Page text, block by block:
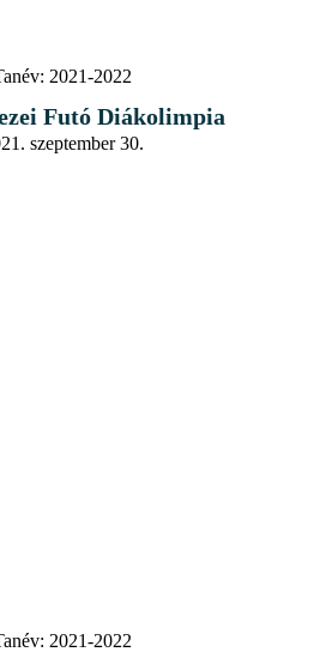
2021-2022
Futó Diákolimpia
szeptember 30.
2021-2022